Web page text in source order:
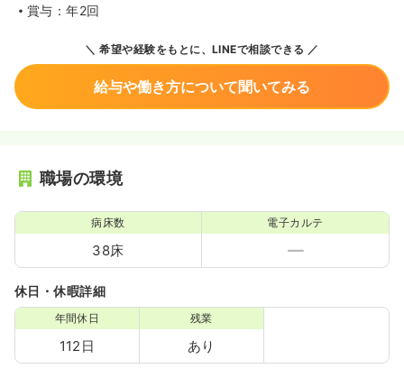
賞与：年2回
希望や経験をもとに、LINEで相談できる
給与や働き方について聞いてみる
職場の環境
病床数
38床
電子カルテ
休日・休暇詳細
年間休日
112日
残業
あり